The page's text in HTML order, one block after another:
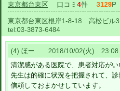
東京都台東区 口コミ 4件 3129P
東京都台東区根岸1-8-18 高松ビル
tel:03-3873-6484
(4) ほー 2018/10/02(火) 23:08
清潔感がある医院で、患者対応がい
先生は的確に状況を把握されて、診
信頼しておまかせしています。